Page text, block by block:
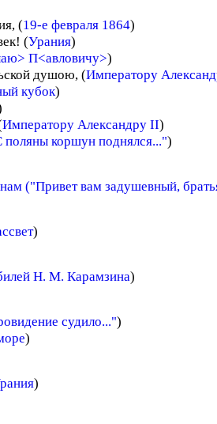
(19-е февраля 1864)
(Урания)
П<авловичу>)
душою, (Императору
кубок)
Императору Александру II)
поляны коршун поднялся...")
("Привет вам задушевный,
)
Н. М. Карамзина)
судило...")
)
)